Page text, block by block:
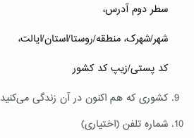
سطر دوم آدرس،
شهر/شهرک، منطقه/روستا/استان/ایالت،
کد پستی/زیپ کد کشور
کشوری که هم اکنون در آن زندگی می‌کنید
شماره تلفن (اختیاری)